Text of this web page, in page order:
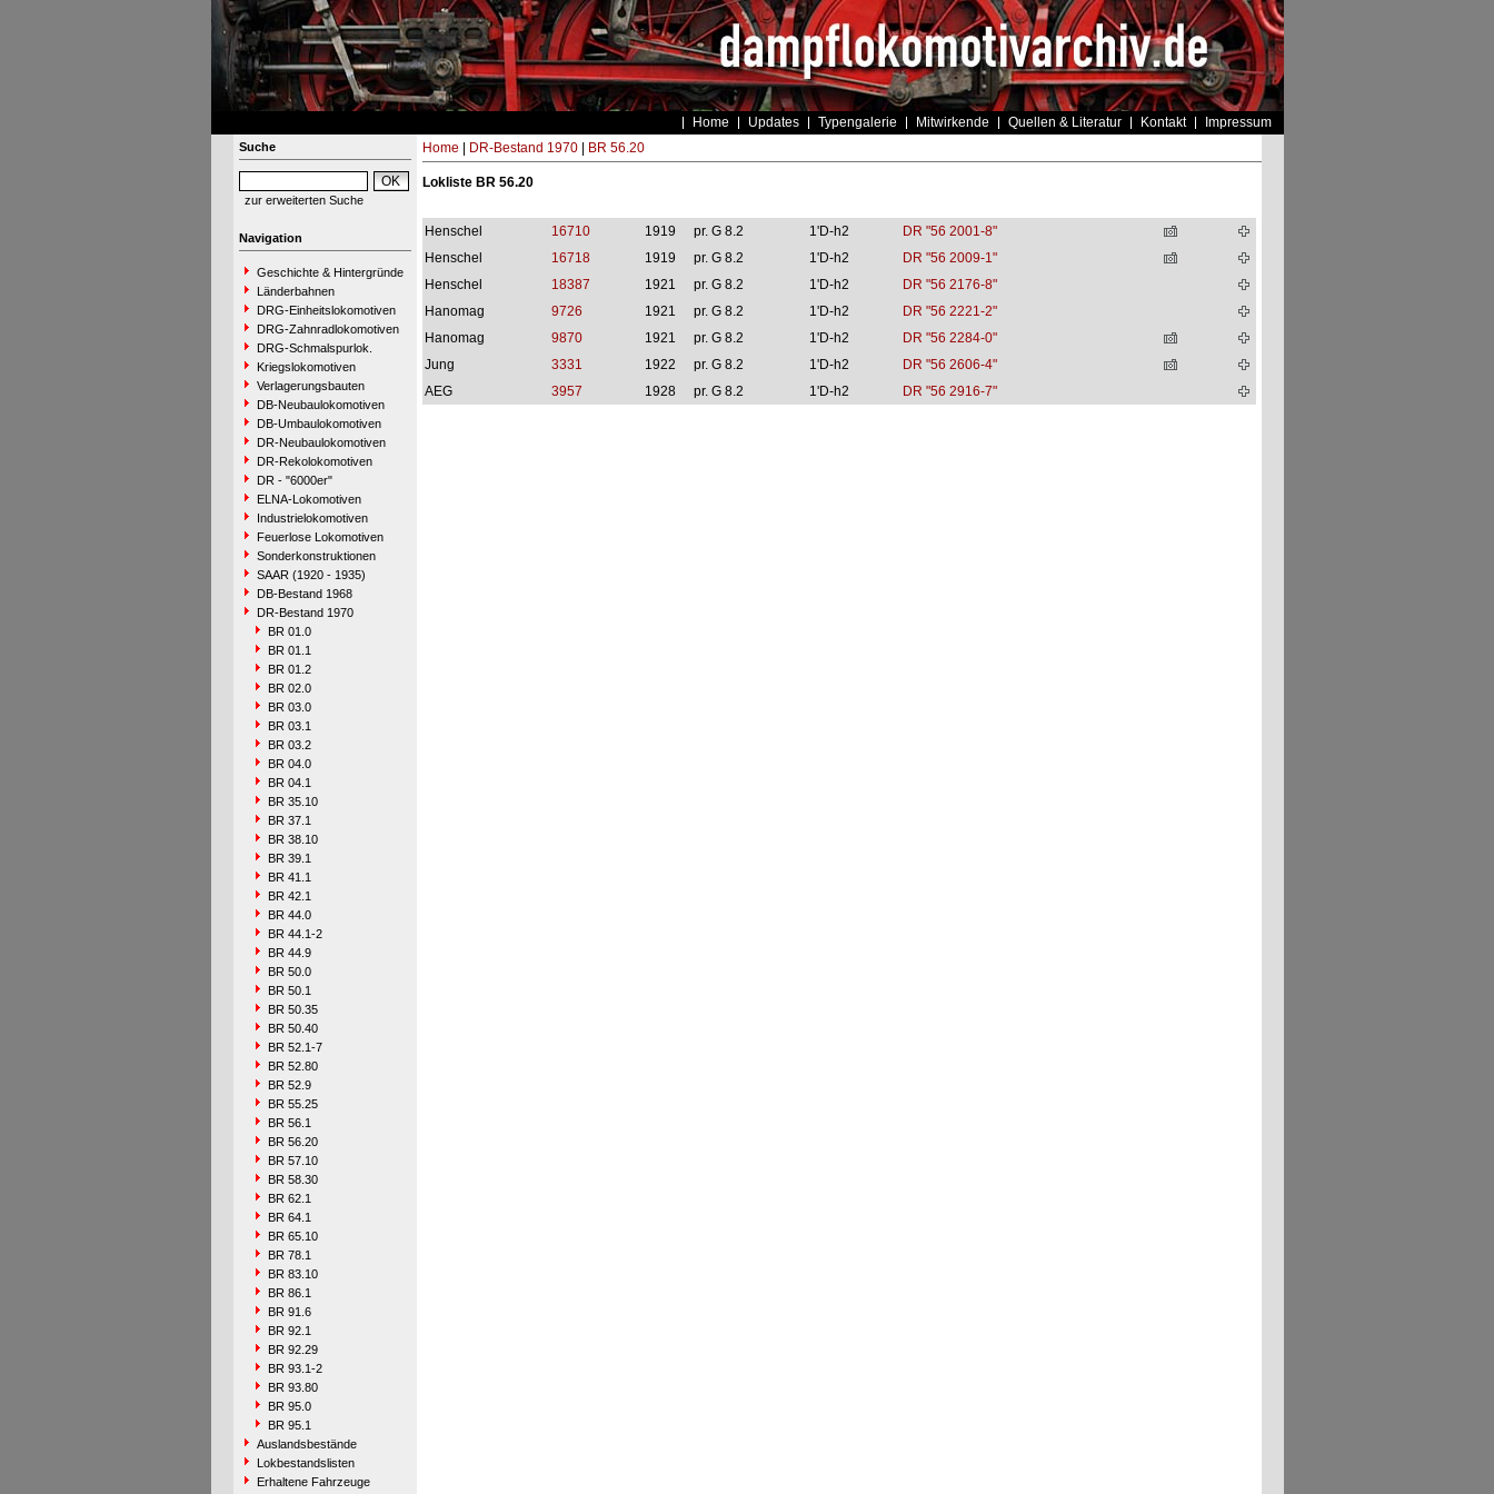
Home Updates Typengalerie Mitwirkende Quellen & Literatur Kontakt Impressum
Suche
zur erweiterten Suche
Navigation
Geschichte & Hintergründe
Länderbahnen
DRG-Einheitslokomotiven
DRG-Zahnradlokomotiven
DRG-Schmalspurlok.
Kriegslokomotiven
Verlagerungsbauten
DB-Neubaulokomotiven
DB-Umbaulokomotiven
DR-Neubaulokomotiven
DR-Rekolokomotiven
DR - "6000er"
ELNA-Lokomotiven
Industrielokomotiven
Feuerlose Lokomotiven
Sonderkonstruktionen
SAAR (1920 - 1935)
DB-Bestand 1968
DR-Bestand 1970
BR 01.0
BR 01.1
BR 01.2
BR 02.0
BR 03.0
BR 03.1
BR 03.2
BR 04.0
BR 04.1
BR 35.10
BR 37.1
BR 38.10
BR 39.1
BR 41.1
BR 42.1
BR 44.0
BR 44.1-2
BR 44.9
BR 50.0
BR 50.1
BR 50.35
BR 50.40
BR 52.1-7
BR 52.80
BR 52.9
BR 55.25
BR 56.1
BR 56.20
BR 57.10
BR 58.30
BR 62.1
BR 64.1
BR 65.10
BR 78.1
BR 83.10
BR 86.1
BR 91.6
BR 92.1
BR 92.29
BR 93.1-2
BR 93.80
BR 95.0
BR 95.1
Auslandsbestände
Lokbestandslisten
Erhaltene Fahrzeuge
Home DR-Bestand 1970| BR 56.20
Lokliste BR 56.20
Henschel 16710 1919 pr. G 8.2 1'D-h2
DR "56 2001-8"
Henschel
16718 1919 pr. G 8.2 1'D-h2
DR "56 2009-1"
Henschel
18387 1921 pr. G 8.2 1'D-h2
DR "56 2176-8"
Hanomag
9726 1921 pr. G 8.2 1'D-h2
DR "56 2221-2"
Hanomag
9870 1921 pr. G 8.2 1'D-h2
DR "56 2284-0"
Jung
3331 1922 pr. G 8.2 1'D-h2
DR "56 2606-4"
AEG
3957 1928 pr. G 8.2 1'D-h2 DR "56 2916-7"